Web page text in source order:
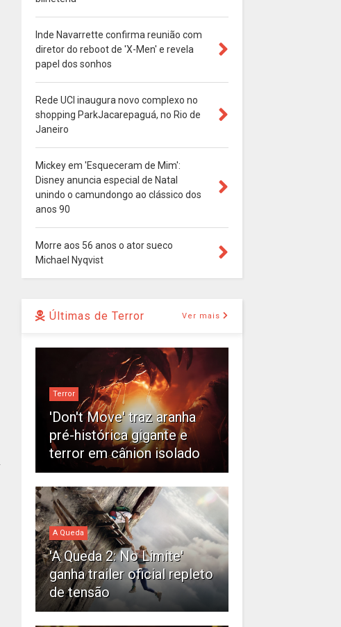
Inde Navarrette confirma reunião com
diretor do reboot de 'X-Men' e revela
papel dos sonhos
Rede UCI inaugura novo complexo no
shopping ParkJacarepaguá, no Rio de
Janeiro
Mickey em 'Esqueceram de Mim':
Disney anuncia especial de Natal
unindo o camundongo ao clássico dos
anos 90
Morre aos 56 anos o ator sueco
Michael Nyqvist
Últimas de Terror Ver mais
Terror
'Don't Move' traz aranha
pré-histórica gigante e
terror em cânion isolado
A Queda
'A Queda 2: No Limite'
ganha trailer oficial repleto
de tensão